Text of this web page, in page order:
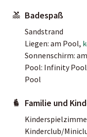
Badespaß
Sandstrand
Liegen: am Pool,
Sonnenschirm:
Pool: Infinity Pool
Pool
Familie und
Kinderclub/